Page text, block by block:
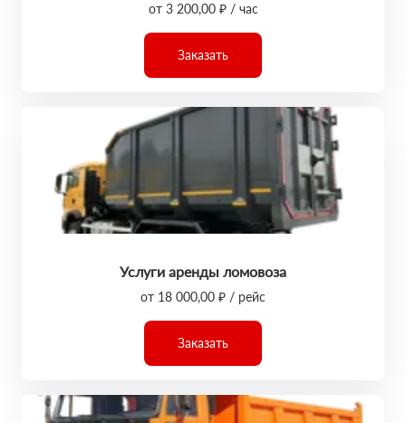
от 3 200,00 ₽ / час
Заказать
Услуги аренды ломовоза
от 18 000,00 ₽ / рейс
Заказать